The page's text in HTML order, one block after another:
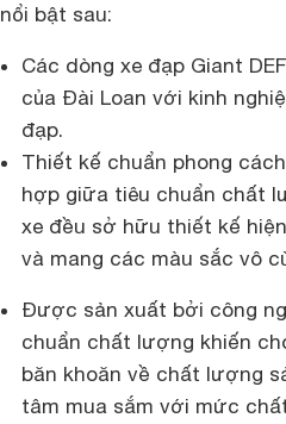
nổi bật sau:
Các dòng xe đạp Giant
của Đài Loan với kinh
đạp.
Thiết kế chuẩn phong
hợp giữa tiêu chuẩn chất
xe đều sở hữu thiết kế
và mang các màu sắc vô
Được sản xuất bởi công
chuẩn chất lượng khiến
băn khoăn về chất lượng
tâm mua sắm với mức